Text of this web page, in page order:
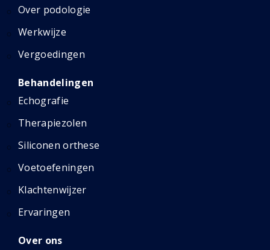
Over podologie
Werkwijze
Vergoedingen
Behandelingen
Echografie
Therapiezolen
Siliconen orthese
Voetoefeningen
Klachtenwijzer
Ervaringen
Over ons